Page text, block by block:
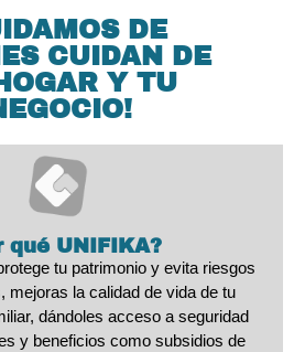
DE
CUIDAN DE
Y TU
qué UNIFIKA?
tu patrimonio y evita riesgos
mejoras la calidad de vida de tu
dándoles acceso a seguridad
y beneficios como subsidios de